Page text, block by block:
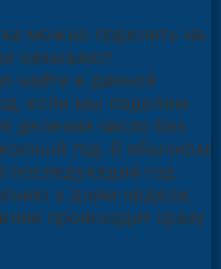
можно поделить на
называют
найти в данной
если мы поделим
деления число без
год. В обычном
последующий год
к дням недели.
происходит сразу